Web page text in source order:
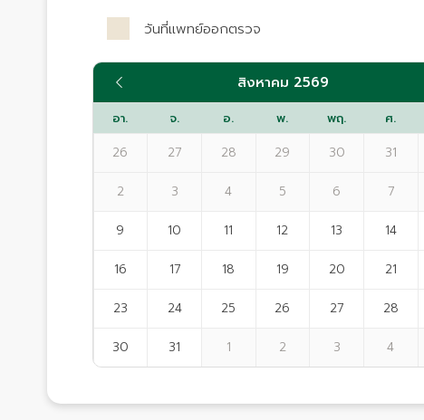
วันที่แพทย์ออกตรวจ
สิงหาคม 2569
อา. จ. อ. พ. พฤ. ศ.
26 27 28 29 30 31
2 3 4 5 6 7
9 10 11 12 13 14
16 17 18 19 20 21
23 24 25 26 27 28
30 31 1 2 3 4